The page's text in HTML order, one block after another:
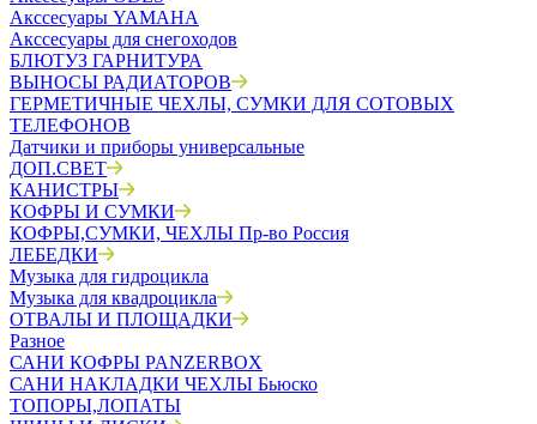
Акссесуары YAMAHA
Акссесуары для снегоходов
БЛЮТУЗ ГАРНИТУРА
ВЫНОСЫ РАДИАТОРОВ
ГЕРМЕТИЧНЫЕ ЧЕХЛЫ, СУМКИ ДЛЯ СОТОВЫХ
ТЕЛЕФОНОВ
Датчики и приборы универсальные
ДОП.СВЕТ
КАНИСТРЫ
КОФРЫ И СУМКИ
КОФРЫ,СУМКИ, ЧЕХЛЫ Пр-во Россия
ЛЕБЕДКИ
Музыка для гидроцикла
Музыка для квадроцикла
ОТВАЛЫ И ПЛОЩАДКИ
Разное
САНИ КОФРЫ PANZERBOX
САНИ НАКЛАДКИ ЧЕХЛЫ Бьюско
ТОПОРЫ,ЛОПАТЫ